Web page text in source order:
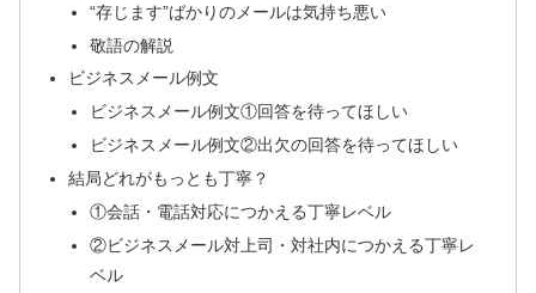
“存じます”ばかりのメールは気持ち悪い
敬語の解説
ビジネスメール例文
ビジネスメール例文①回答を待ってほしい
ビジネスメール例文②出欠の回答を待ってほしい
結局どれがもっとも丁寧？
①会話・電話対応につかえる丁寧レベル
②ビジネスメール対上司・対社内につかえる丁寧レ
ベル